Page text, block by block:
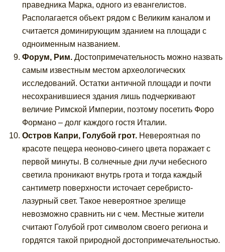
праведника Марка, одного из евангелистов.
Располагается объект рядом с Великим каналом и
считается доминирующим зданием на площади с
одноименным названием.
Форум, Рим. Достопримечательность можно назвать
самым известным местом археологических
исследований. Остатки античной площади и почти
несохранившиеся здания лишь подчеркивают
величие Римской Империи, поэтому посетить Форо
Формано – долг каждого гостя Италии.
Остров Капри, Голубой грот. Невероятная по
красоте пещера неоново-синего цвета поражает с
первой минуты. В солнечные дни лучи небесного
светила проникают внутрь грота и тогда каждый
сантиметр поверхности источает серебристо-
лазурный свет. Такое невероятное зрелище
невозможно сравнить ни с чем. Местные жители
считают Голубой грот символом своего региона и
гордятся такой природной достопримечательностью.